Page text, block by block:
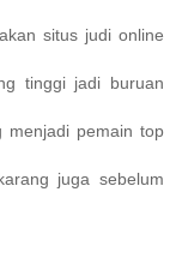
situs judi online
tinggi jadi buruan
menjadi pemain top
juga sebelum